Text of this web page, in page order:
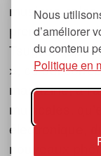
Nous
d’améliorer
du contenu
Politique en
musique et les
première
Tsugi en
», ce qui
magazine, à
musicales,
électronique,
nouveaux